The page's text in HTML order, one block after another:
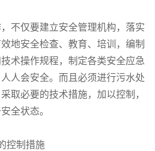
不仅要建立安全管理机构，落实
地安全检查、教育、培训，编制
术操作规程，制定各类安全应急
人会安全。而且必须进行污水处
取必要的技术措施，加以控制，
全状态。
控制措施